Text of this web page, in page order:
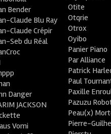
Bender
Claude Blu Ray
Claude Crépir
Seb du Réal
Danger
JACKSON
Vomi
Otite
Otqrie
Otrox
Oyibo
Panier Piano
Par Alliance
Patrick
Paul
Paxille
Pazuzu
Peau(x)
Pierre-